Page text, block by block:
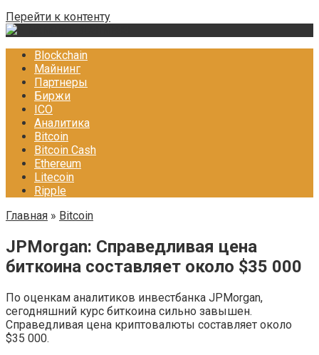
Перейти к контенту
Blockchain
Майнинг
Партнеры
Биржи
ICO
Аналитика
Bitcoin
Bitcoin Cash
Ethereum
Litecoin
Ripple
Главная » Bitcoin
JPMorgan: Справедливая цена
биткоина составляет около $35 000
По оценкам аналитиков инвестбанка JPMorgan,
сегодняшний курс биткоина сильно завышен.
Справедливая цена криптовалюты составляет около
$35 000.